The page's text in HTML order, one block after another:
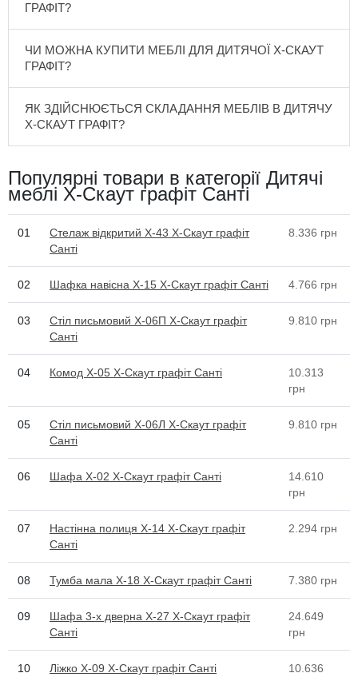
ГРАФІТ?
ЧИ МОЖНА КУПИТИ МЕБЛІ ДЛЯ ДИТЯЧОЇ Х-СКАУТ
ГРАФІТ?
ЯК ЗДІЙСНЮЄТЬСЯ СКЛАДАННЯ МЕБЛІВ В ДИТЯЧУ
Х-СКАУТ ГРАФІТ?
Популярні товари в категорії Дитячі
меблі X-Скаут графіт Санті
01
Стелаж відкритий Х-43 X-Скаут графіт
Санті
8.336 грн
02 Шафка навісна Х-15 X-Скаут графіт Санті 4.766 грн
03
Стіл письмовий Х-06П X-Скаут графіт
Санті
9.810 грн
04 Комод Х-05 X-Скаут графіт Санті
10.313
грн
05
Стіл письмовий Х-06Л X-Скаут графіт
Санті
9.810 грн
06 Шафа Х-02 X-Скаут графіт Санті
14.610
грн
07
Настінна полиця Х-14 X-Скаут графіт
Санті
2.294 грн
08 Тумба мала Х-18 X-Скаут графіт Санті 7.380 грн
09
Шафа 3-х дверна Х-27 X-Скаут графіт
Санті
24.649
грн
10 Ліжко Х-09 X-Скаут графіт Санті
10.636